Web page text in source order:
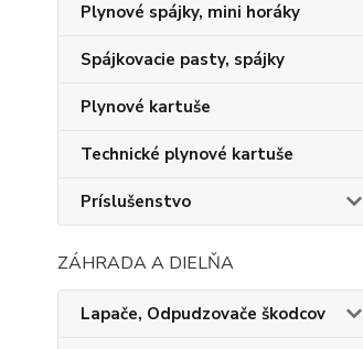
Plynové spájky, mini horáky
Spájkovacie pasty, spájky
Plynové kartuše
Technické plynové kartuše
Príslušenstvo
ZÁHRADA A DIELŇA
Lapače, Odpudzovače škodcov